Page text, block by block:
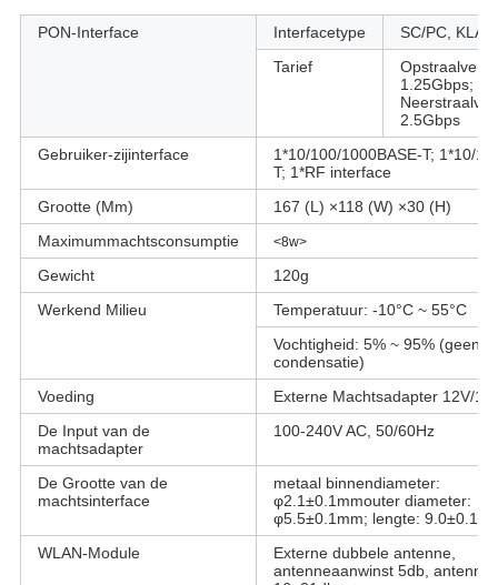
PON-Interface Interfacetype
SC/PC,
Tarief
1.25Gbps;
2.5Gbps
Gebruiker-zijinterface
1*10/100/1000BASE-T; 1*10/
T; 1*RF interface
Grootte (Mm)
167 (L) ×118 (W) ×30 (H)
Maximummachtsconsumptie
<8w>
Gewicht
120g
Werkend Milieu
Temperatuur: -10°C ~ 55°C
Vochtigheid: 5% ~ 95% (geen
condensatie)
Voeding
Externe Machtsadapter 12V/1A
De Input van de
machtsadapter
100-240V AC, 50/60Hz
De Grootte van de
machtsinterface
metaal binnendiameter:
φ2.1±0.1mmouter diameter:
φ5.5±0.1mm; lengte:
WLAN-Module
Externe dubbele antenne,
antenneaanwinst 5db,